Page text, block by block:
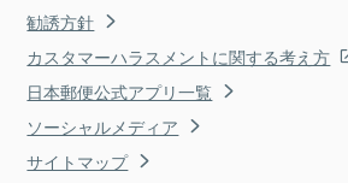
勧誘方針
カスタマーハラスメントに関する考え方
日本郵便公式アプリ一覧
ソーシャルメディア
サイトマップ